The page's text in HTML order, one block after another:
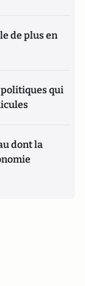
de plus en
politiques qui
dont la